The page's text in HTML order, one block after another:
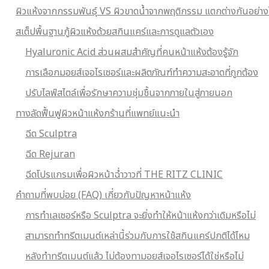
ผิวแห้งจากกรรมพันธุ์ VS ผิวขาดน้ำจากพฤติกรรม แตกต่างกันอย่าง
สเต็ปพื้นฐานกู้ผิวแห้งด้วยสกินแคร์และการดูแลตัวเอง
Hyaluronic Acid ส่วนผสมสำคัญที่คนหน้าแห้งต้องรู้จัก
การเลือกมอยส์เจอไรเซอร์และผลิตภัณฑ์ทำความสะอาดที่ถูกต้อง
ปรับไลฟ์สไตล์เพื่อรักษาความชุ่มชื้นจากภายในสู่ภายนอก
ทางลัดฟื้นฟูผิวหน้าแห้งกร้านที่แพทย์แนะนำ
ฉีด Sculptra
ฉีด Rejuran
ฉีดโปรแกรมเพื่อผิวหน้าฉ่ำวาวที่ THE RITZ CLINIC
คำถามที่พบบ่อย (FAQ) เกี่ยวกับปัญหาหน้าแห้ง
การทำเลเซอร์หรือ Sculptra จะยิ่งทำให้หน้าแห้งกว่าเดิมหรือไม่
สามารถทำทรีตเมนต์เหล่านี้ร่วมกับการใช้สกินแคร์ปกติได้ไหม
หลังทำทรีตเมนต์แล้ว ไม่ต้องทามอยส์เจอไรเซอร์ได้ใช่หรือไม่